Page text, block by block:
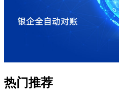
热门推荐